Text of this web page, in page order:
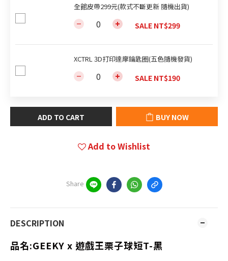
全館皮帶299元(款式不斷更新 隨機出貨)
SALE NT$299
XCTRL 3D打印達摩鑰匙圈(五色隨機發貨)
SALE NT$190
ADD TO CART BUY NOW
Add to Wishlist
Share
DESCRIPTION
品名:GEEKY x 遊戲王栗子球短T-黑